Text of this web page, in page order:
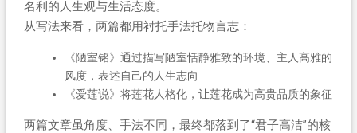
名利的人生观与生活态度。
从写法来看，两篇都用衬托手法托物言志：
《陋室铭》通过描写陋室恬静雅致的环境、主人高雅的
风度，表述自己的人生志向
《爱莲说》将莲花人格化，让莲花成为高贵品质的象征
两篇文章虽角度、手法不同，最终都落到了“君子高洁”的核